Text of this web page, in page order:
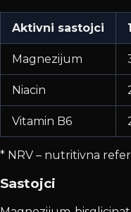
Aktivni sastojci
Magnezijum
Niacin
Vitamin B6
* NRV – nutritivna
Sastojci